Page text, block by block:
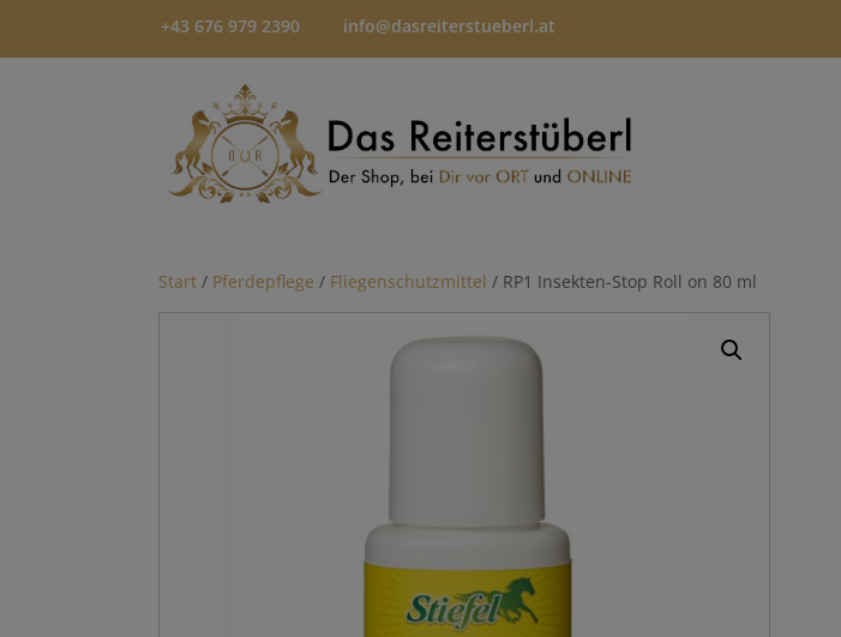
+43 676 979 2390 info@dasreiterstueberl.at
Start / Pferdepflege / Fliegenschutzmittel / RP1 Insekten-Stop Roll on 80 ml